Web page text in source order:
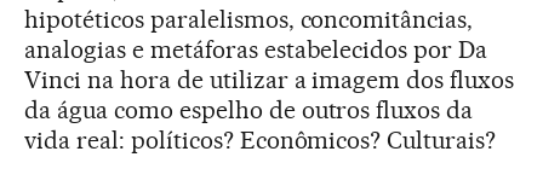
hipotéticos paralelismos, concomitâncias,
analogias e metáforas estabelecidos por Da
Vinci na hora de utilizar a imagem dos fluxos
da água como espelho de outros fluxos da
vida real: políticos? Econômicos? Culturais?